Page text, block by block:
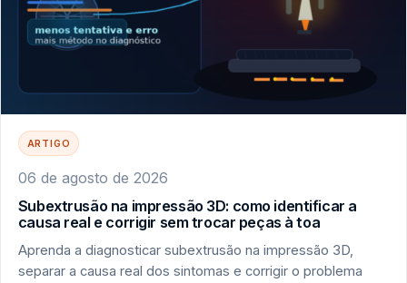
ARTIGO
06 de agosto de 2026
Subextrusão na impressão 3D: como identificar a
causa real e corrigir sem trocar peças à toa
Aprenda a diagnosticar subextrusão na impressão 3D,
separar a causa real dos sintomas e corrigir o problema